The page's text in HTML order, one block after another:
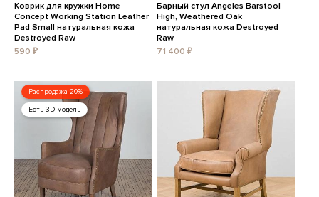
Коврик для кружки Home
Concept Working Station Leather
Pad Small натуральная кожа
Destroyed Raw
590 ₽
Барный стул Angeles Barstool
High, Weathered Oak
натуральная кожа Destroyed
Raw
71 400 ₽
Распродажа 20%
Есть 3D-модель